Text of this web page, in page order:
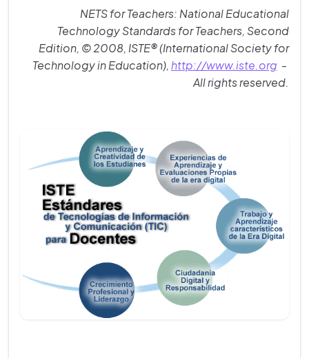
NETS for Teachers: National Educational
Technology Standards for Teachers, Second
Edition, © 2008, ISTE® (International Society for
Technology in Education), http://www.iste.org -
All rights reserved.